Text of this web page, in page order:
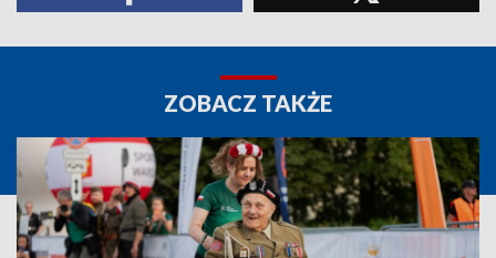
ZOBACZ TAKŻE